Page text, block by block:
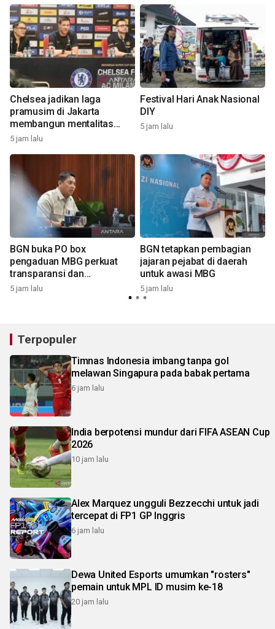
Chelsea jadikan laga
pramusim di Jakarta
membangun mentalitas
pemenang
5 jam lalu
Festival Hari Anak Nasional
DIY
5 jam lalu
BGN buka PO box
pengaduan MBG perkuat
transparansi dan
pengawasan
5 jam lalu
BGN tetapkan pembagian
jajaran pejabat di daerah
untuk awasi MBG
5 jam lalu
Terpopuler
Timnas Indonesia imbang tanpa gol
melawan Singapura pada babak pertama
6 jam lalu
India berpotensi mundur dari FIFA ASEAN Cup
2026
10 jam lalu
Alex Marquez ungguli Bezzecchi untuk jadi
tercepat di FP1 GP Inggris
6 jam lalu
Dewa United Esports umumkan "rosters"
pemain untuk MPL ID musim ke-18
20 jam lalu